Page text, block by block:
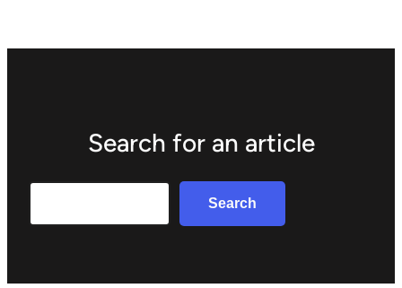
Search for an article
Search